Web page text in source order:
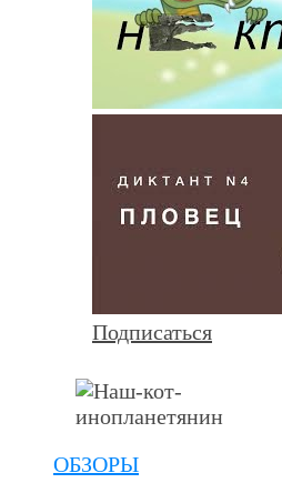
Подписаться
ОБЗОРЫ